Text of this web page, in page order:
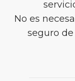
No es
seguro de